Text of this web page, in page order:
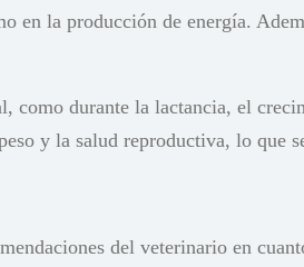
en la producción de energía.
durante la lactancia, el
y la salud reproductiva, lo que
del veterinario en